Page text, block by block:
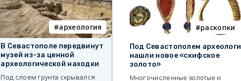
археология
В Севастополе передвинут
музей из-за ценной
археологической находки
Под слоем грунта скрывался
раскопки
Под Севастополем археологи
нашли новое «скифское
золото»
Многочисленные золотые и